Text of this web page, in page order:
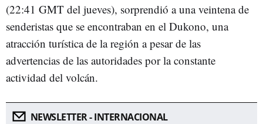
(22:41 GMT del jueves), sorprendió a una veintena de
senderistas que se encontraban en el Dukono, una
atracción turística de la región a pesar de las
advertencias de las autoridades por la constante
actividad del volcán.
NEWSLETTER - INTERNACIONAL